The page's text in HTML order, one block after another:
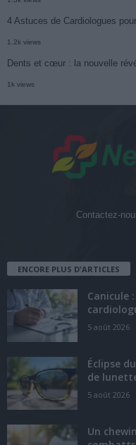
4 Astuces de Cardiologues
1.2k views
Dents et cœur : la nouvelle
1k views
Contactez-
ENCORE PLUS D'ARTICLES
Canicule
5 août 2026
Éclipse
de
5 août 2026
Un